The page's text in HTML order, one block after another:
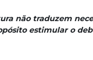
não traduzem
estimular o